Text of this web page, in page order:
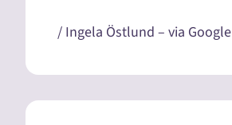
/ Ingela Östlund – via Google